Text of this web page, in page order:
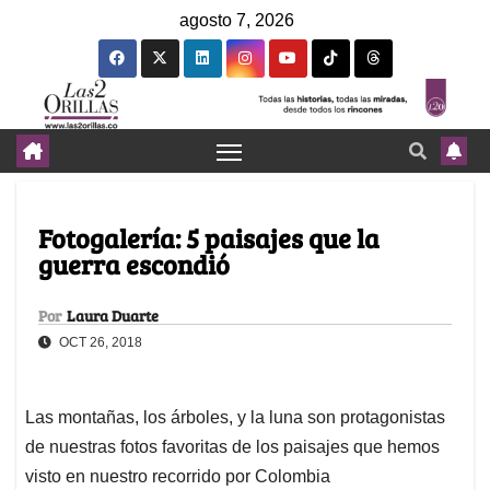
agosto 7, 2026
Fotogalería: 5 paisajes que la
guerra escondió
Por Laura Duarte
OCT 26, 2018
Las montañas, los árboles, y la luna son protagonistas
de nuestras fotos favoritas de los paisajes que hemos
visto en nuestro recorrido por Colombia